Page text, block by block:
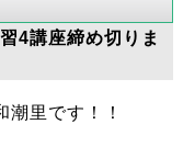
4講座締め切りま
里です！！